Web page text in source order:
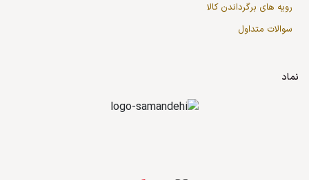
رویه های برگرداندن کالا
سوالات متداول
نماد